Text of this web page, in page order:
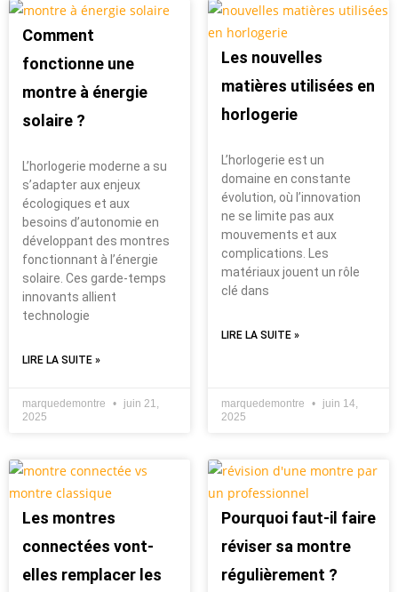
Comment
fonctionne une
montre à énergie
solaire ?
L’horlogerie moderne a su
s’adapter aux enjeux
écologiques et aux
besoins d’autonomie en
développant des montres
fonctionnant à l’énergie
solaire. Ces garde-temps
innovants allient
technologie
LIRE LA SUITE »
marquedemontre
juin 21,
2025
Les nouvelles
matières utilisées en
horlogerie
L’horlogerie est un
domaine en constante
évolution, où l’innovation
ne se limite pas aux
mouvements et aux
complications. Les
matériaux jouent un rôle
clé dans
LIRE LA SUITE »
marquedemontre
juin 14,
2025
Les montres
connectées vont-
elles remplacer les
Pourquoi faut-il faire
réviser sa montre
régulièrement ?